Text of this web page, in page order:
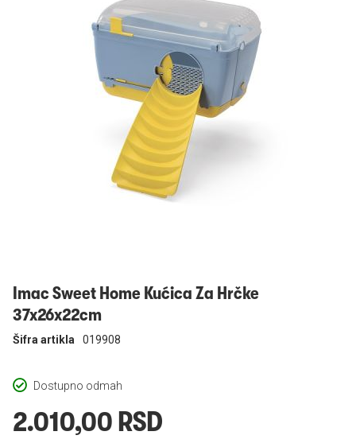
Imac Sweet Home Kućica Za Hrčke
37x26x22cm
Dostupno odmah
Šifra artikla 019908
2.010,00 RSD